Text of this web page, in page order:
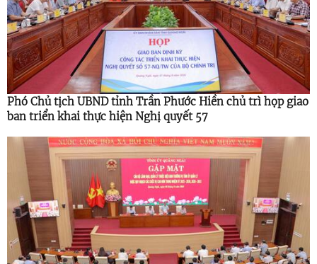
Phó Chủ tịch UBND tỉnh Trần Phước Hiền chủ trì họp giao
ban triển khai thực hiện Nghị quyết 57